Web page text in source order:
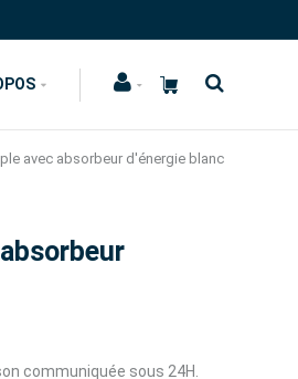
avec absorbeur d'énergie blanc
communiquée sous 24H.